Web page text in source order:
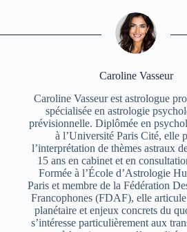
Caroline Vasseur
Caroline Vasseur est astrologue
spécialisée en astrologie
prévisionnelle. Diplômée en
à l’Université Paris Cité, elle
l’interprétation de thèmes astraux
15 ans en cabinet et en
Formée à l’École d’Astrologie
Paris et membre de la Fédération
Francophones (FDAF), elle
planétaire et enjeux concrets du
s’intéresse particulièrement aux